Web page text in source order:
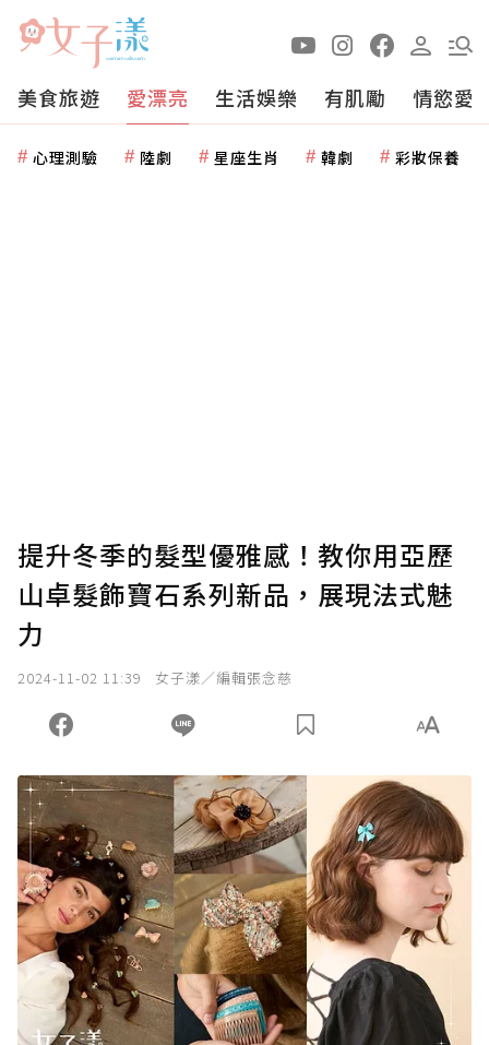
美食旅遊 愛漂亮 生活娛樂 有肌勵 情慾愛
心理測驗 陸劇 星座生肖 韓劇 彩妝保養
提升冬季的髮型優雅感！教你用亞歷
山卓髮飾寶石系列新品，展現法式魅
力
2024-11-02 11:39 女子漾／編輯張念慈